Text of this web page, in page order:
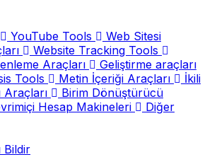
YouTube Tools
Web Sitesi
Website Tracking Tools
Araçları
Geliştirme araçları
Tools
Metin İçeriği Araçları
İkili
Birim Dönüştürücü
Hesap Makineleri
Diğer
Bildir